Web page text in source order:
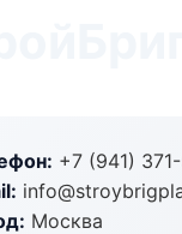
+7 (941)
Москва